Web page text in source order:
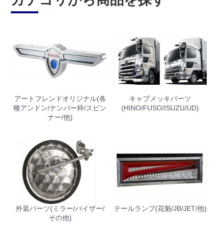
アートフレンドオリジナル(各
種アンドン/ナンバー枠/スピン
ナー/他)
キャブメッキパーツ
(HINO/FUSO/ISUZU/UD)
外装パーツ(ミラー/バイザー/
その他)
テールランプ(花魁/JB/JET/他)